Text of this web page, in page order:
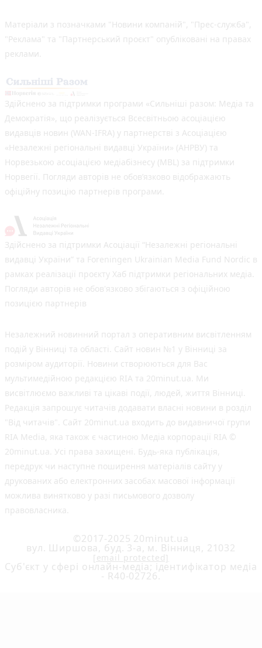
Матеріали з позначками "Новини компаній", "Прес-служба",
"Реклама" та "Партнерський проєкт" опубліковані на правах
реклами.
Здійснено за підтримки програми «Сильніші разом: Медіа та
Демократія», що реалізується Всесвітньою асоціацією
видавців новин (WAN-IFRA) у партнерстві з Асоціацією
«Незалежні регіональні видавці України» (АНРВУ) та
Норвезькою асоціацією медіабізнесу (MBL) за підтримки
Норвегії. Погляди авторів не обов’язково відображають
офіційну позицію партнерів програми.
Здійснено за підтримки Асоціації “Незалежні регіональні
видавці України” та Foreningen Ukrainian Media Fund Nordic в
рамках реалізації проєкту Хаб підтримки регіональних медіа.
Погляди авторів не обов'язково збігаються з офіційною
позицією партнерів
Незалежний новинний портал з оперативним висвітленням
подій у Вінниці та області. Сайт новин №1 у Вінниці за
розміром аудиторії. Новини створюються для Вас
мультимедійною редакцією RIA та 20minut.ua. Ми
висвітлюємо важливі та цікаві події, людей, життя Вінниці.
Редакція запрошує читачів додавати власні новини в розділ
"Від читачів". Сайт 20minut.ua входить до видавничої групи
RIA Media, яка також є частиною Медіа корпорації RIA ©
20minut.ua. Усі права захищені. Будь-яка публiкацiя,
передрук чи наступне поширення матеріалів сайту у
друкованих або електронних засобах масової інформації
можлива винятково у разі письмового дозволу
правовласника.
©2017-2025 20minut.ua
вул. Ширшова, буд. 3-а, м. Вінниця, 21032
[email protected]
Cуб'єкт у сфері онлайн-медіа; ідентифікатор медіа
- R40-02726.